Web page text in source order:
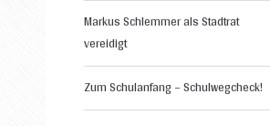
Markus Schlemmer als Stadtrat
vereidigt
Zum Schulanfang – Schulwegcheck!